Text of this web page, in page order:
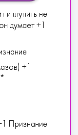
и глупить не
думает +1
+1
Признание